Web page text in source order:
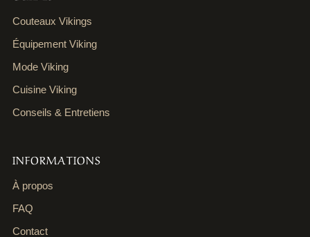
Couteaux Vikings
Équipement Viking
Mode Viking
Cuisine Viking
Conseils & Entretiens
INFORMATIONS
À propos
FAQ
Contact